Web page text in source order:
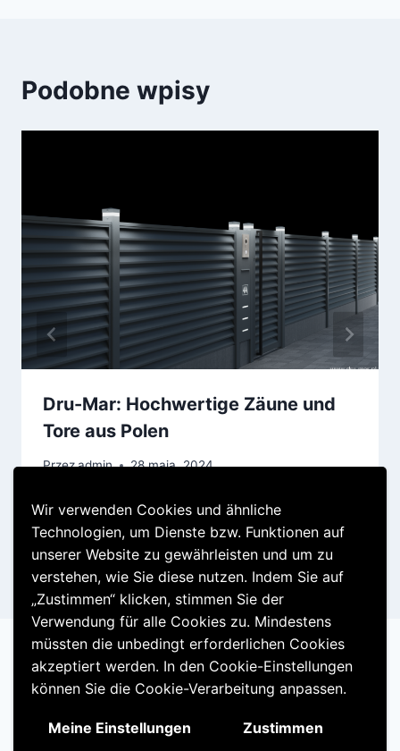
Wir verwenden Cookies und ähnliche
Technologien, um Dienste bzw. Funktionen auf
unserer Website zu gewährleisten und um zu
verstehen, wie Sie diese nutzen. Indem Sie auf
„Zustimmen“ klicken, stimmen Sie der
Verwendung für alle Cookies zu. Mindestens
müssten die unbedingt erforderlichen Cookies
akzeptiert werden. In den Cookie-Einstellungen
können Sie die Cookie-Verarbeitung anpassen.
Meine Einstellungen Zustimmen
Podobne wpisy
Dru-Mar: Hochwertige Zäune und
Tore aus Polen
Przezadmin 28 maja, 2024
© 2026 Metallzaun Motyw WordPress, autor:
Kadence WP